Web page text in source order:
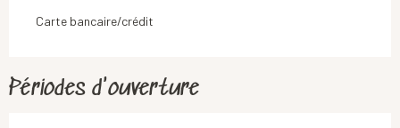
Carte bancaire/crédit
Périodes d'ouverture